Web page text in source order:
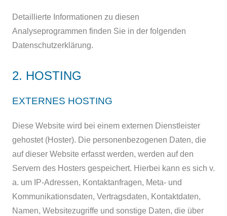
Detaillierte Informationen zu diesen
Analyseprogrammen finden Sie in der folgenden
Datenschutzerklärung.
2. HOSTING
EXTERNES HOSTING
Diese Website wird bei einem externen Dienstleister
gehostet (Hoster). Die personenbezogenen Daten, die
auf dieser Website erfasst werden, werden auf den
Servern des Hosters gespeichert. Hierbei kann es sich v.
a. um IP-Adressen, Kontaktanfragen, Meta- und
Kommunikationsdaten, Vertragsdaten, Kontaktdaten,
Namen, Websitezugriffe und sonstige Daten, die über